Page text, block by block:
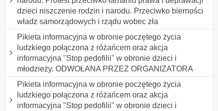
dzieci niszczenie rodzin i narodu. Przeciwko bierności
władz samorządowych i rządu wobec zła
Pikieta informacyjna w obronie poczętego życia
ludzkiego połączona z różańcem oraz akcja
informacyjna "Stop pedofilii" w obronie dzieci i
młodzieży. ODWOŁANA PRZEZ ORGANIZATORA
Pikieta informacyjna w obronie poczętego życia
ludzkiego połączona z różańcem oraz akcja
informacyjna "Stop pedofilii" w obronie dzieci i